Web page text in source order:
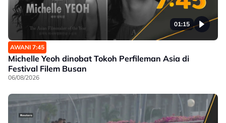
01:15
AWANI 7:45
Michelle Yeoh dinobat Tokoh Perfileman Asia di
Festival Filem Busan
06/08/2026